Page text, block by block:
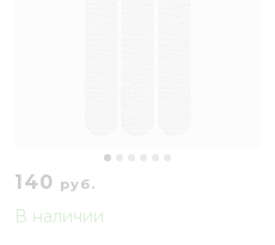
140 руб.
В наличии